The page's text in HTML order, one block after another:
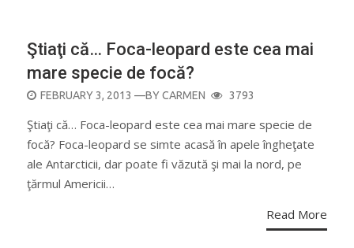
Ştiaţi că… Foca-leopard este cea mai
mare specie de focă?
POSTED
FEBRUARY 3, 2013 —BYCARMEN 3793
Ştiaţi că… Foca-leopard este cea mai mare specie de
focă? Foca-leopard se simte acasă în apele îngheţate
ale Antarcticii, dar poate fi văzută şi mai la nord, pe
ţărmul Americii…
Read More